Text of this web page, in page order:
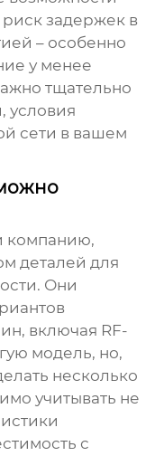
риск задержек в
– особенно
у менее
тщательно
условия
сети в вашем
компанию,
деталей для
Они
включая RF-
модель, но,
несколько
учитывать не
с